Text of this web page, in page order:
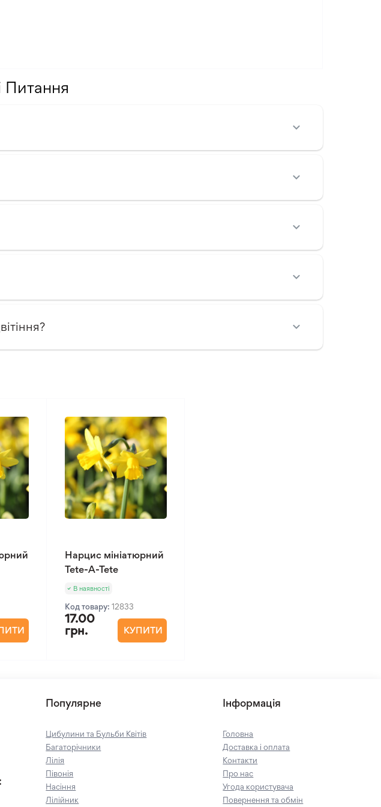
Питання
Нарцис мініатюрний
Tete-A-Tete
В наявності
Код товару: 12833
17.00
грн.
КУПИТИ
Популярне
Цибулини та Бульби Квітів
Багаторічники
Лілія
Півонія
Насіння
Лілійник
Інформація
Головна
Доставка і оплата
Контакти
Про нас
Угода користувача
Повернення та обмін